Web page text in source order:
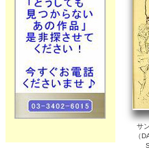
サ
（